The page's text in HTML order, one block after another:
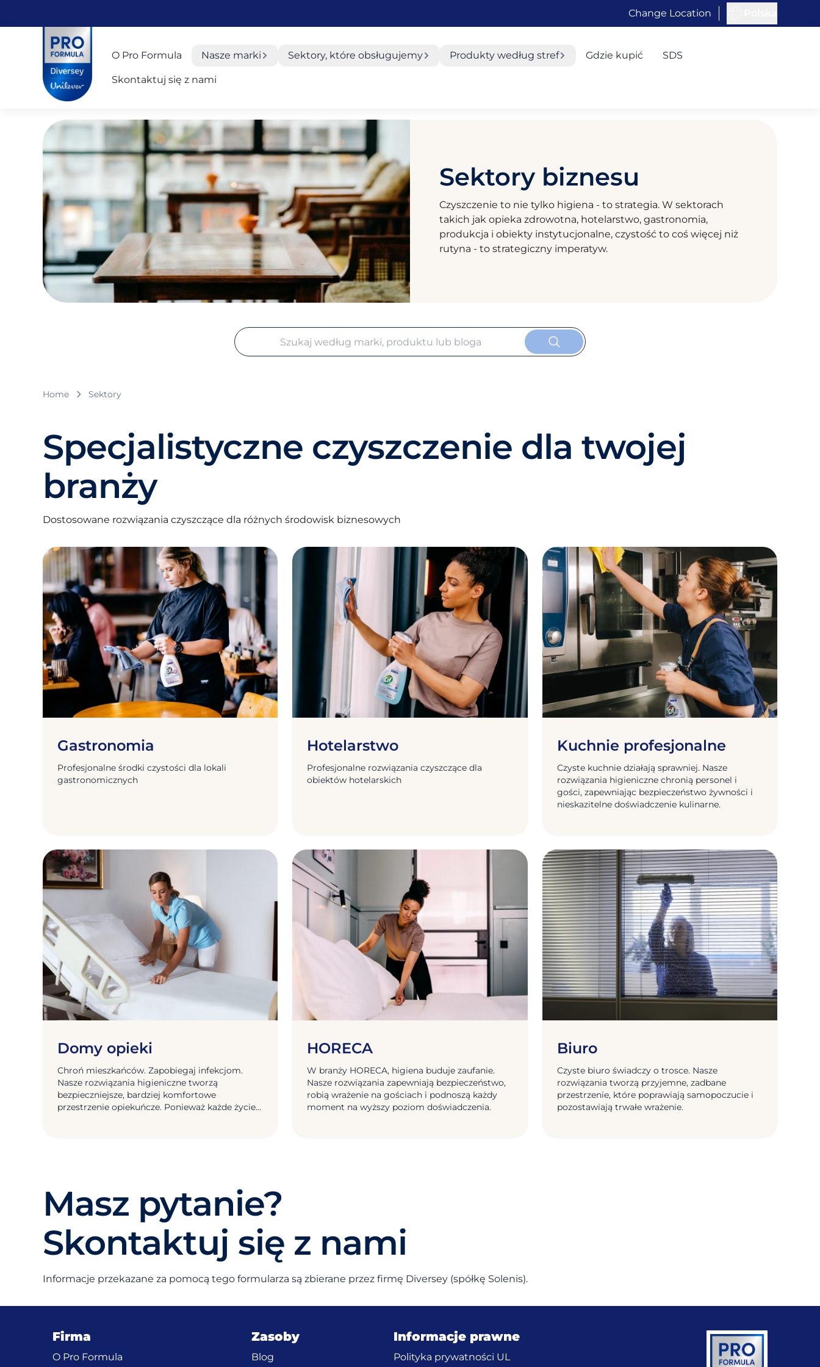
Change Location
O Pro Formula Nasze marki Sektory, które obsługujemy Produkty według stref Gdzie kupić SDS
Skontaktuj się z nami
Sektory biznesu
Czyszczenie to nie tylko higiena - to strategia. W sektorach
takich jak opieka zdrowotna, hotelarstwo, gastronomia,
produkcja i obiekty instytucjonalne, czystość to coś więcej niż
rutyna - to strategiczny imperatyw.
Home Sektory
Specjalistyczne czyszczenie dla twojej
branży
Dostosowane rozwiązania czyszczące dla różnych środowisk biznesowych
Gastronomia
Profesjonalne środki czystości dla lokali
gastronomicznych
Hotelarstwo
Profesjonalne rozwiązania czyszczące dla
obiektów hotelarskich
Kuchnie profesjonalne
Czyste kuchnie działają sprawniej. Nasze
rozwiązania higieniczne chronią personel i
gości, zapewniając bezpieczeństwo żywności i
nieskazitelne doświadczenie kulinarne.
Domy opieki
Chroń mieszkańców. Zapobiegaj infekcjom.
Nasze rozwiązania higieniczne tworzą
bezpieczniejsze, bardziej komfortowe
przestrzenie opiekuńcze. Ponieważ każde życie
HORECA
W branży HORECA, higiena buduje zaufanie.
Nasze rozwiązania zapewniają bezpieczeństwo,
robią wrażenie na gościach i podnoszą każdy
moment na wyższy poziom doświadczenia.
Biuro
Czyste biuro świadczy o trosce. Nasze
rozwiązania tworzą przyjemne, zadbane
przestrzenie, które poprawiają samopoczucie i
pozostawiają trwałe wrażenie.
Masz pytanie?
Skontaktuj się z nami
Informacje przekazane za pomocą tego formularza są zbierane przez firmę Diversey (spółkę Solenis).
Firma
O Pro Formula
Zasoby
Blog
Informacje prawne
Polityka prywatności UL